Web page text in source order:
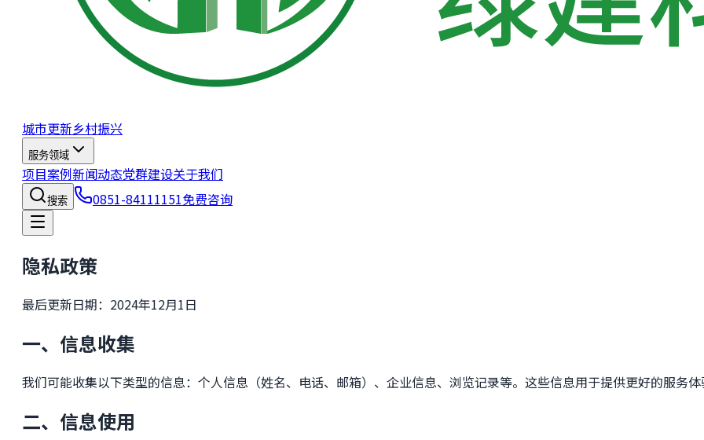
城市更新乡村振兴
服务领域
项目案例新闻动态党群建设关于我们
搜索 0851-84111151免费咨询
隐私政策
最后更新日期：2024年12月1日
一、信息收集
我们可能收集以下类型的信息：个人信息（姓名、电话、邮箱）、企业信息、浏览记录等。这些信息用于提供更好的服务
二、信息使用